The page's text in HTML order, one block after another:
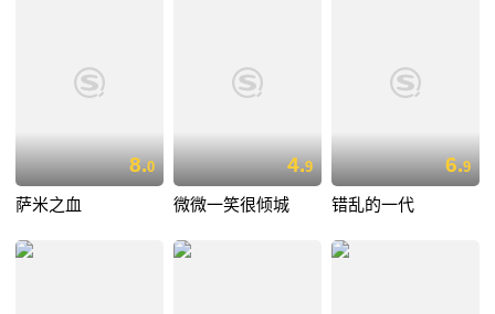
8.0
萨米之血
4.9
微微一笑很倾城
6.9
错乱的一代